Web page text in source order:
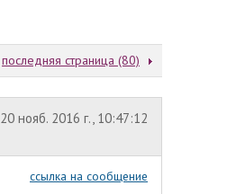
последняя страница (80)
20 нояб. 2016 г., 10:47:12
ссылка на сообщение